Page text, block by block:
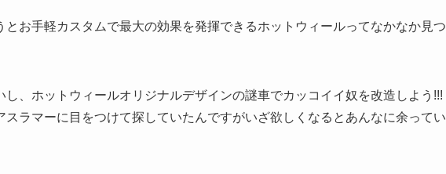
お手軽カスタムで最大の効果を発揮できるホットウィールってなかなか見つ
、ホットウィールオリジナルデザインの謎車でカッコイイ奴を改造しよう!!!
スラマーに目をつけて探していたんですがいざ欲しくなるとあんなに余ってい